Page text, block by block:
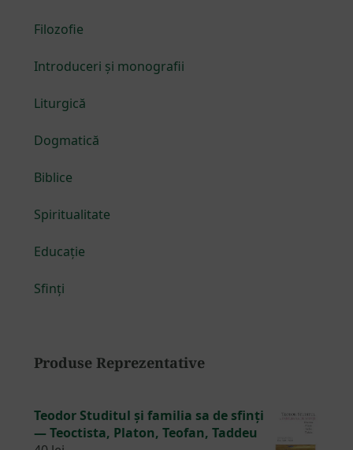
Filozofie
Introduceri și monografii
Liturgică
Dogmatică
Biblice
Spiritualitate
Educație
Sfinți
Produse Reprezentative
Teodor Studitul și familia sa de sfinți
— Teoctista, Platon, Teofan, Taddeu